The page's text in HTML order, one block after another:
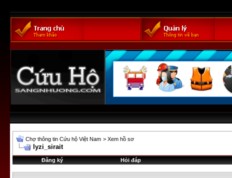
Chợ thông tin Cứu hộ Việt Nam > Xem hồ sơ
lyzi_sirait
Đăng ký Hỏi đáp